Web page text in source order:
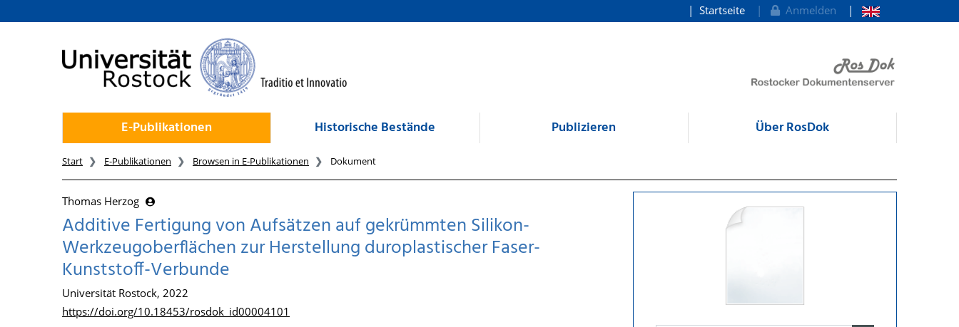
zum Inhalt
Startseite Anmelden
E-Publikationen Historische Bestände Publizieren Über RosDok
Start E-Publikationen Browsen in E-Publikationen Dokument
Thomas Herzog
Additive Fertigung von Aufsätzen auf gekrümmten Silikon-
Werkzeugoberflächen zur Herstellung duroplastischer Faser-
Kunststoff-Verbunde
Universität Rostock, 2022
https://doi.org/10.18453/rosdok_id00004101